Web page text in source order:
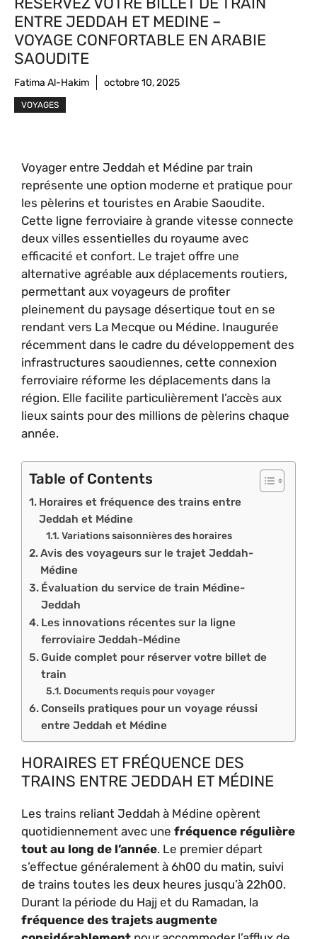
ENTRE JEDDAH ET MEDINE –
VOYAGE CONFORTABLE EN ARABIE
SAOUDITE
Fatima Al-Hakim octobre 10, 2025
VOYAGES
Voyager entre Jeddah et Médine par train
représente une option moderne et pratique pour
les pèlerins et touristes en Arabie Saoudite.
Cette ligne ferroviaire à grande vitesse connecte
deux villes essentielles du royaume avec
efficacité et confort. Le trajet offre une
alternative agréable aux déplacements routiers,
permettant aux voyageurs de profiter
pleinement du paysage désertique tout en se
rendant vers La Mecque ou Médine. Inaugurée
récemment dans le cadre du développement des
infrastructures saoudiennes, cette connexion
ferroviaire réforme les déplacements dans la
région. Elle facilite particulièrement l’accès aux
lieux saints pour des millions de pèlerins chaque
année.
Table of Contents
Horaires et fréquence des trains entre
Jeddah et Médine
Variations saisonnières des horaires
Avis des voyageurs sur le trajet Jeddah-
Médine
Évaluation du service de train Médine-
Jeddah
Les innovations récentes sur la ligne
ferroviaire Jeddah-Médine
Guide complet pour réserver votre billet de
train
Documents requis pour voyager
Conseils pratiques pour un voyage réussi
entre Jeddah et Médine
HORAIRES ET FRÉQUENCE DES
TRAINS ENTRE JEDDAH ET MÉDINE
Les trains reliant Jeddah à Médine opèrent
quotidiennement avec une fréquence régulière
tout au long de l’année. Le premier départ
s’effectue généralement à 6h00 du matin, suivi
de trains toutes les deux heures jusqu’à 22h00.
Durant la période du Hajj et du Ramadan, la
fréquence des trajets augmente